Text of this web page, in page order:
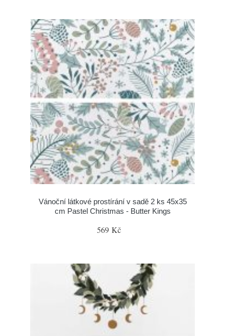
Vánoční látkové prostírání v sadě 2 ks 45x35
cm Pastel Christmas - Butter Kings
569 Kč